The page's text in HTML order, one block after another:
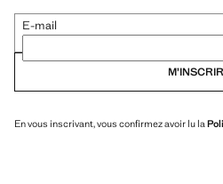
E-mail
En vous inscrivant, vous confirmez avoir lu la